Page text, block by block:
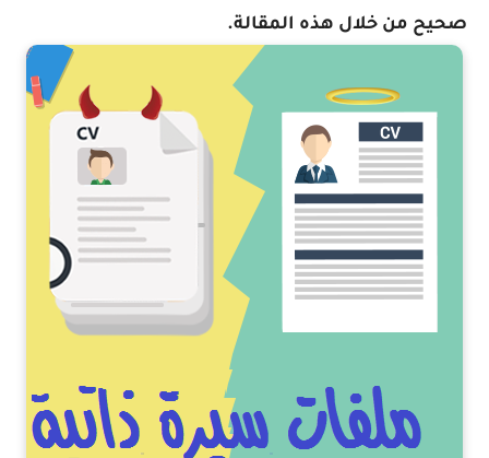
صحيح من خلال هذه المقالة.